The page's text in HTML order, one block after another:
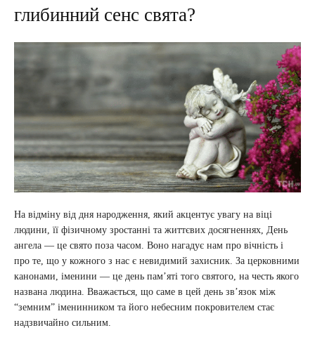
глибинний сенс свята?
На відміну від дня народження, який акцентує увагу на віці
людини, її фізичному зростанні та життєвих досягненнях, День
ангела — це свято поза часом. Воно нагадує нам про вічність і
про те, що у кожного з нас є невидимий захисник. За церковними
канонами, іменини — це день пам’яті того святого, на честь якого
названа людина. Вважається, що саме в цей день зв’язок між
“земним” іменинником та його небесним покровителем стає
надзвичайно сильним.